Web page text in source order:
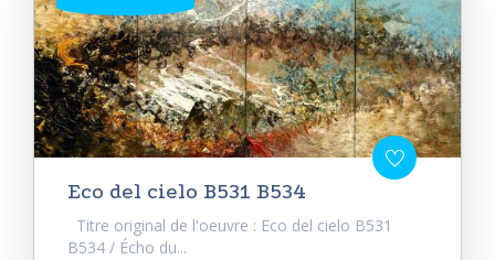
Eco del cielo B531 B534
Titre original de l'oeuvre : Eco del cielo B531
B534 / Écho du...